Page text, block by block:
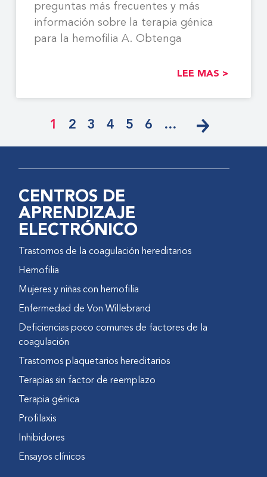
preguntas más frecuentes y más
información sobre la terapia génica
para la hemofilia A. Obtenga
LEE MAS >
1 2 3 4 5 6 …
CENTROS DE
APRENDIZAJE
ELECTRÓNICO
Trastornos de la coagulación hereditarios
Hemofilia
Mujeres y niñas con hemofilia
Enfermedad de Von Willebrand
Deficiencias poco comunes de factores de la
coagulación
Trastornos plaquetarios hereditarios
Terapias sin factor de reemplazo
Terapia génica
Profilaxis
Inhibidores
Ensayos clínicos